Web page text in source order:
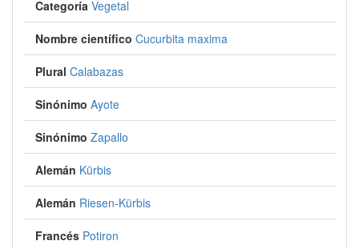
Categoría Vegetal
Nombre científico Cucurbita maxima
Plural Calabazas
Sinónimo Ayote
Sinónimo Zapallo
Alemán Kürbis
Alemán Riesen-Kürbis
Francés Potiron